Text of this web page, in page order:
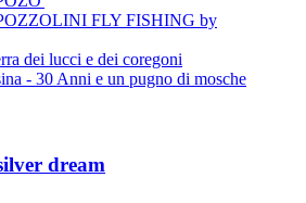
FLY FISHING by
dei lucci e dei coregoni
- 30 Anni e un pugno di mosche
dream